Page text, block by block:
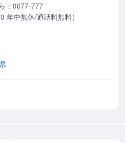
：0077-777
中無休/通話料無料）